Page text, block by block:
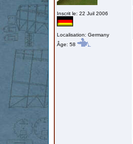
Inscrit le: 22 Juil 2006
Localisation: Germany
Âge: 58